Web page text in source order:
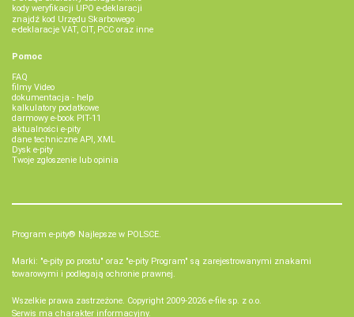
kody weryfikacji UPO e-deklaracji
znajdź kod Urzędu Skarbowego
e-deklaracje VAT, CIT, PCC oraz inne
Pomoc
FAQ
filmy Video
dokumentacja - help
kalkulatory podatkowe
darmowy e-book PIT-11
aktualności e-pity
dane techniczne API, XML
Dysk e-pity
Twoje zgłoszenie lub opinia
Program e-pity® Najlepsze w POLSCE.
Marki: "e-pity po prostu" oraz "e-pity Program" są zarejestrowanymi znakami
towarowymi i podlegają ochronie prawnej.
Wszelkie prawa zastrzeżone. Copyright 2009-2026 e-file sp. z o.o.
Serwis ma charakter informacyjny.